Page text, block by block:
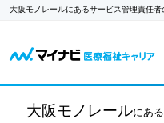
大阪モノレールにあるサービス管理責任者
大阪モノレールにある